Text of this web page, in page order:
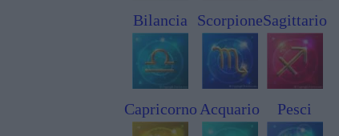
Bilancia ScorpioneSagittario
Capricorno Acquario Pesci